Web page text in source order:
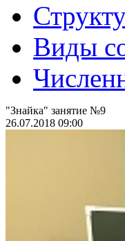
Виды
"Знайка" занятие №9
26.07.2018 09:00